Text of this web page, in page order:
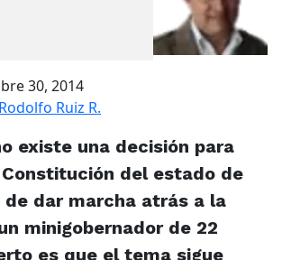
30, 2014
Rodolfo Ruiz R.
existe una decisión para
del estado de
de dar marcha atrás a la
minigobernador de 22
es que el tema sigue